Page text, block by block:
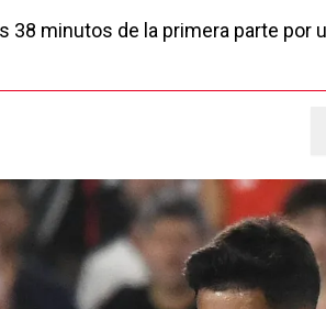
38 minutos de la primera parte por